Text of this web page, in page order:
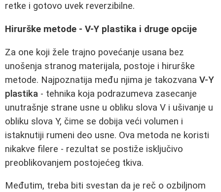
retke i gotovo uvek reverzibilne.
Hirurške metode - V-Y plastika i druge opcije
Za one koji žele trajno povećanje usana bez
unošenja stranog materijala, postoje i hirurške
metode. Najpoznatija među njima je takozvana V-Y
plastika - tehnika koja podrazumeva zasecanje
unutrašnje strane usne u obliku slova V i ušivanje u
obliku slova Y, čime se dobija veći volumen i
istaknutiji rumeni deo usne. Ova metoda ne koristi
nikakve filere - rezultat se postiže isključivo
preoblikovanjem postojećeg tkiva.
Međutim, treba biti svestan da je reč o ozbiljnom